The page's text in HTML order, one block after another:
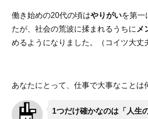
働き始めの20代の頃はやりがいを第一
たが、社会の荒波に揉まれるうちに メ
めるようになりました。（コイツ大丈
あなたにとって、仕事で大事なことは
1つだけ確かなのは「人生